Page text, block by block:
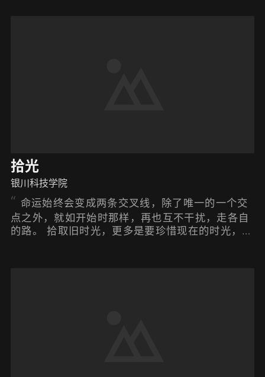
拾光
银川科技学院
点之外，就如开始时那样，再也互不干扰，走各自
的路。 拾取旧时光，更多是要珍惜现在的时光，珍